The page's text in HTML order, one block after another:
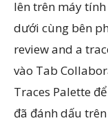
lên trên máy
dưới cùng bên
review and a
vào Tab
Traces Palette
đã đánh dấu